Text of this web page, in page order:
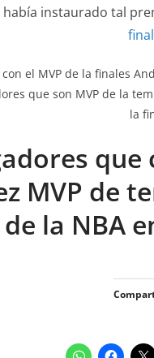
instaurado tal
con el MVP de la finales
que son MVP de la
la
MVP de
la NBA